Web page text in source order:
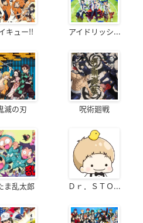
キュー!! アイドリッシ...
滅の刃 呪術廻戦
ま乱太郎 Ｄｒ．ＳＴＯ...